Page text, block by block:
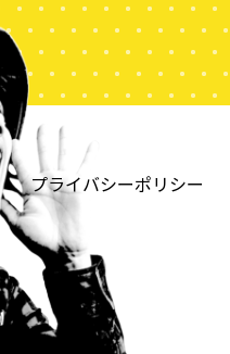
プライバシーポリシー